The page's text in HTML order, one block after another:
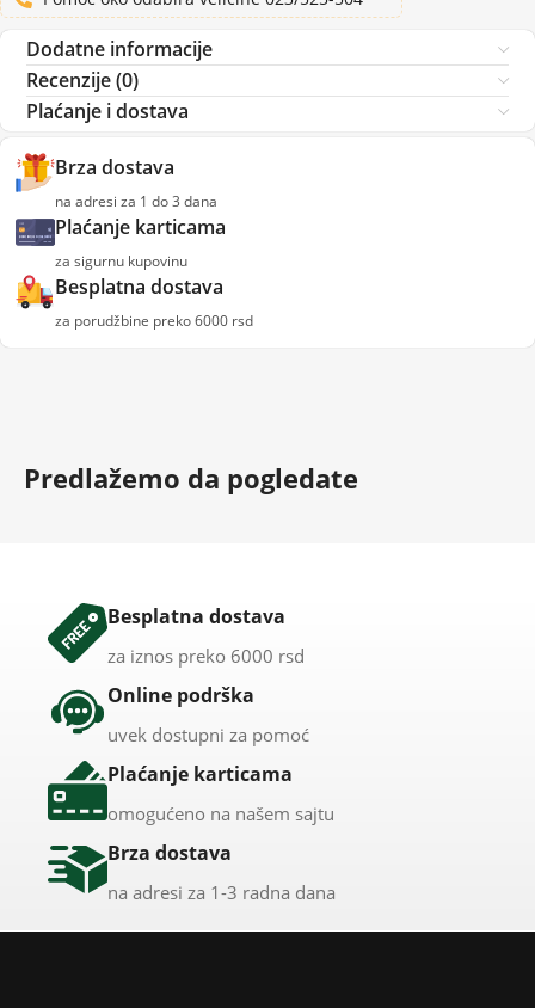
Dodatne informacije
Recenzije (0)
Plaćanje i dostava
Brza dostava
na adresi za 1 do 3 dana
Plaćanje karticama
za sigurnu kupovinu
Besplatna dostava
za porudžbine preko 6000 rsd
Predlažemo da pogledate
Besplatna dostava
za iznos preko 6000 rsd
Online podrška
uvek dostupni za pomoć
Plaćanje karticama
omogućeno na našem sajtu
Brza dostava
na adresi za 1-3 radna dana